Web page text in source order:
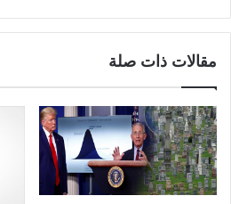
مقالات ذات صلة